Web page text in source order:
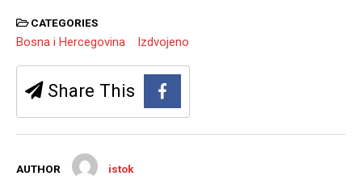
CATEGORIES
Bosna i Hercegovina Izdvojeno
Share This
AUTHOR istok